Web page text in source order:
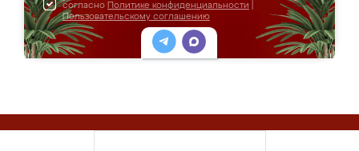
согласно Политике конфиденциальности
Пользовательскому соглашению